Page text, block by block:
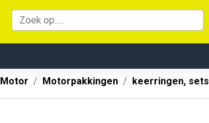
Motor Motorpakkingen keerringen, sets